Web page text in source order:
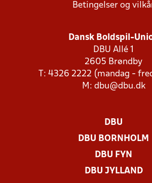
Betingelser og
Dansk Boldspil-
DBU Allé 1
2605 Brøndby
T: 4326 2222 (mandag -
M: dbu@dbu.dk
DBU
DBU BORNHOLM
DBU FYN
DBU JYLLAND